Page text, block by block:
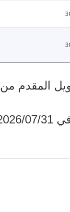
من البنك
31